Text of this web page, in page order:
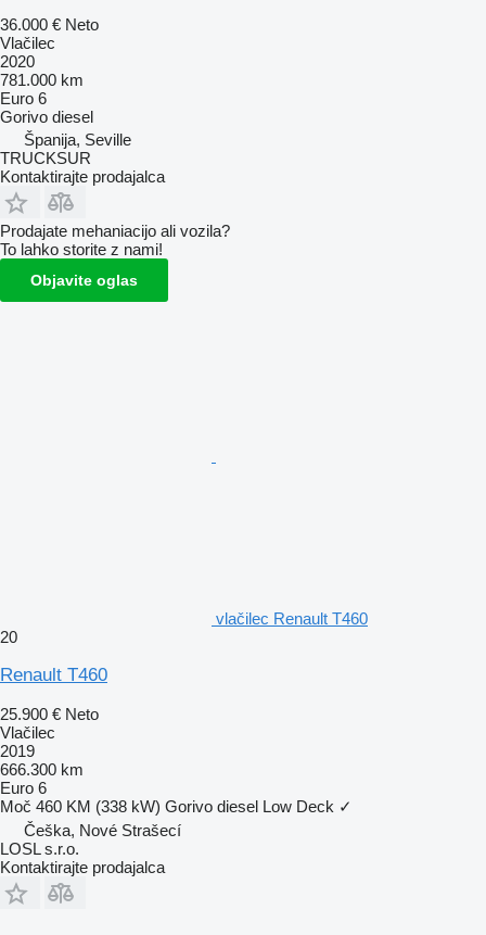
36.000 € Neto
Vlačilec
2020
781.000 km
Euro 6
Gorivo diesel
Španija, Seville
TRUCKSUR
Kontaktirajte prodajalca
Prodajate mehaniacijo ali vozila?
To lahko storite z nami!
Objavite oglas
vlačilec Renault T460
20
Renault T460
25.900 € Neto
Vlačilec
2019
666.300 km
Euro 6
Moč 460 KM (338 kW) Gorivo diesel Low Deck ✓
Češka, Nové Strašecí
LOSL s.r.o.
Kontaktirajte prodajalca